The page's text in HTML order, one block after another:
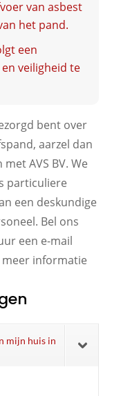
van asbest
het pand.
een
veiligheid te
bent over
aarzel dan
AVS BV. We
particuliere
een deskundige
Bel ons
een e-mail
meer informatie
mijn huis in